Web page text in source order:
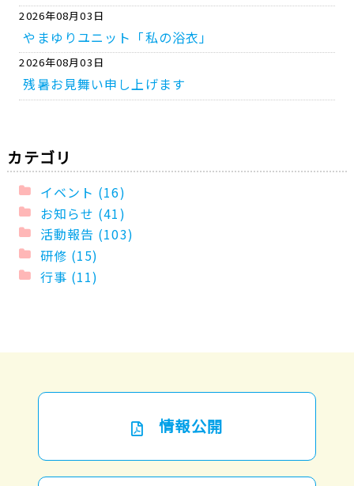
2026年08月03日
やまゆりユニット「私の浴衣」
2026年08月03日
残暑お見舞い申し上げます
カテゴリ
イベント (16)
お知らせ (41)
活動報告 (103)
研修 (15)
行事 (11)
情報公開